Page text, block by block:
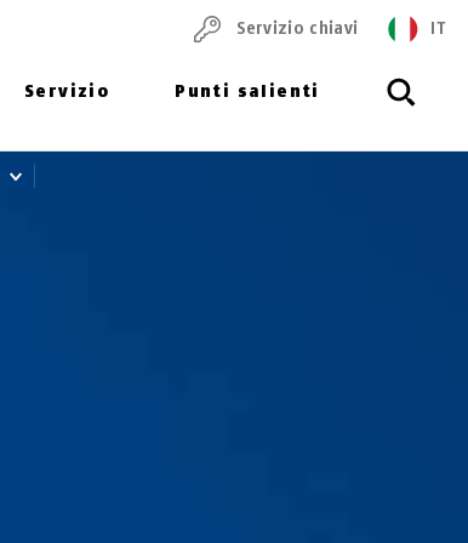
Servizio Punti salienti
Servizio chiavi IT